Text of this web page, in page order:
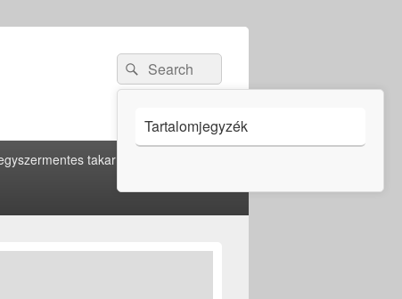
Search
for:
Search
takarítás
Tartalomjegyzék